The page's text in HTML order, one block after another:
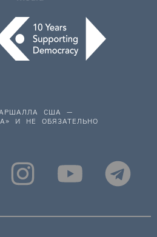
США —
И НЕ ОБЯЗАТЕЛЬНО